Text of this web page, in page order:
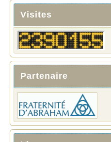
Visites
Partenaire